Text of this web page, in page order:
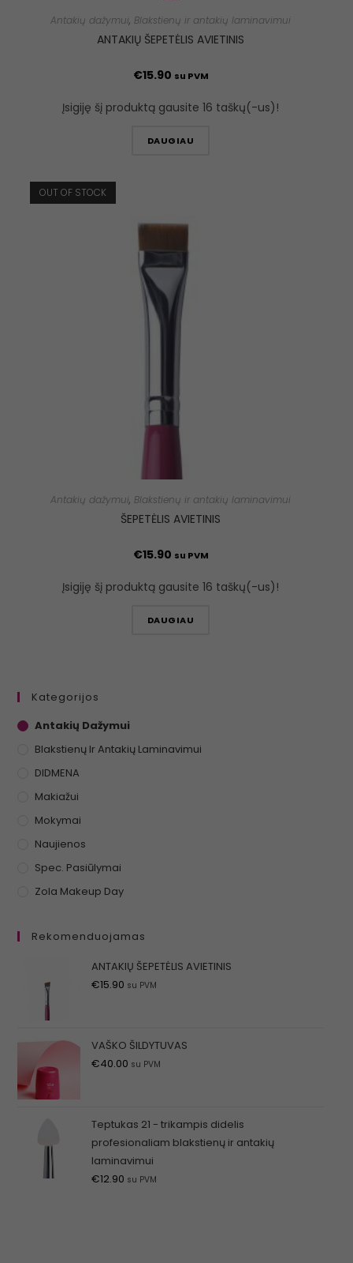
Antakių dažymui, Blakstienų ir antakių laminavimui
ANTAKIŲ ŠEPETĖLIS AVIETINIS
€15.90 su PVM
Įsigiję šį produktą gausite 16 taškų(-us)!
DAUGIAU
OUT OF STOCK
Antakių dažymui, Blakstienų ir antakių laminavimui
ŠEPETĖLIS AVIETINIS
€15.90 su PVM
Įsigiję šį produktą gausite 16 taškų(-us)!
DAUGIAU
Kategorijos
Antakių Dažymui
Blakstienų Ir Antakių Laminavimui
DIDMENA
Makiažui
Mokymai
Naujienos
Spec. Pasiūlymai
Zola Makeup Day
Rekomenduojamas
ANTAKIŲ ŠEPETĖLIS AVIETINIS
€15.90 su PVM
VAŠKO ŠILDYTUVAS
€40.00 su PVM
Teptukas 21 - trikampis didelis
profesionaliam blakstienų ir antakių
laminavimui
€12.90 su PVM